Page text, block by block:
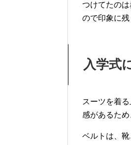
つけてたの
ので印象に残
入学式
スーツを着
感があるため
ベルトは、